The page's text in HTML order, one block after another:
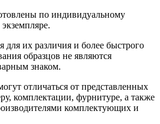
по индивидуальному
их различия и более быстрого
образцов не являются
знаком.
отличаться от представленных
комплектации, фурнитуре, а также
комплектующих и